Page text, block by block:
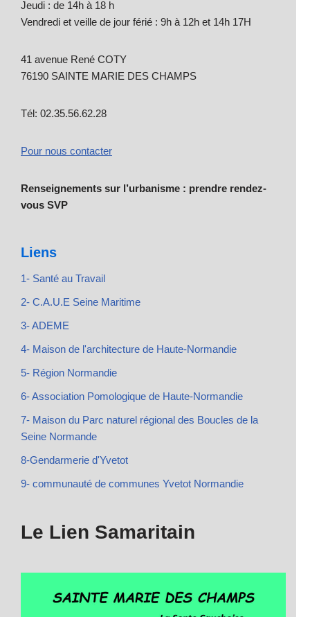
Jeudi : de 14h à 18 h
Vendredi et veille de jour férié : 9h à 12h et 14h 17H
41 avenue René COTY
76190 SAINTE MARIE DES CHAMPS
Tél: 02.35.56.62.28
Pour nous contacter
Renseignements sur l’urbanisme : prendre rendez-
vous SVP
Liens
1- Santé au Travail
2- C.A.U.E Seine Maritime
3- ADEME
4- Maison de l'architecture de Haute-Normandie
5- Région Normandie
6- Association Pomologique de Haute-Normandie
7- Maison du Parc naturel régional des Boucles de la
Seine Normande
8-Gendarmerie d'Yvetot
9- communauté de communes Yvetot Normandie
Le Lien Samaritain